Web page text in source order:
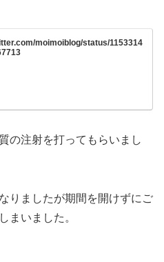
moimoiblog/status/1153314
の注射を打ってもらいまし
りましたが期間を開けずにご
まいました。